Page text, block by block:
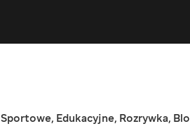
Sportowe, Edukacyjne, Rozrywka,